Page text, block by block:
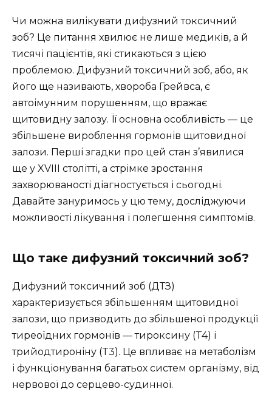
Чи можна вилікувати дифузний токсичний
зоб? Це питання хвилює не лише медиків, а й
тисячі пацієнтів, які стикаються з цією
проблемою. Дифузний токсичний зоб, або, як
його ще називають, хвороба Грейвса, є
автоімунним порушенням, що вражає
щитовидну залозу. Її основна особливість — це
збільшене вироблення гормонів щитовидної
залози. Перші згадки про цей стан з’явилися
ще у XVIII столітті, а стрімке зростання
захворюваності діагностується і сьогодні.
Давайте зануримось у цю тему, досліджуючи
можливості лікування і полегшення симптомів.
Що таке дифузний токсичний зоб?
Дифузний токсичний зоб (ДТЗ)
характеризується збільшенням щитовидної
залози, що призводить до збільшеної продукції
тиреоїдних гормонів — тироксину (T4) і
трийодтироніну (T3). Це впливає на метаболізм
і функціонування багатьох систем організму, від
нервової до серцево-судинної.